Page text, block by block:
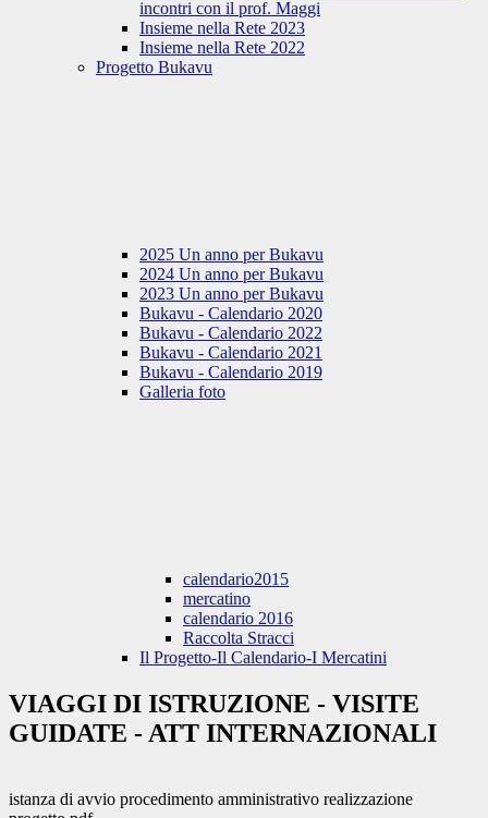
incontri con il prof. Maggi
Insieme nella Rete 2023
Insieme nella Rete 2022
Progetto Bukavu
2025 Un anno per Bukavu
2024 Un anno per Bukavu
2023 Un anno per Bukavu
Bukavu - Calendario 2020
Bukavu - Calendario 2022
Bukavu - Calendario 2021
Bukavu - Calendario 2019
Galleria foto
calendario2015
mercatino
calendario 2016
Raccolta Stracci
Il Progetto-Il Calendario-I Mercatini
VIAGGI DI ISTRUZIONE - VISITE
GUIDATE - ATT INTERNAZIONALI
istanza di avvio procedimento amministrativo realizzazione